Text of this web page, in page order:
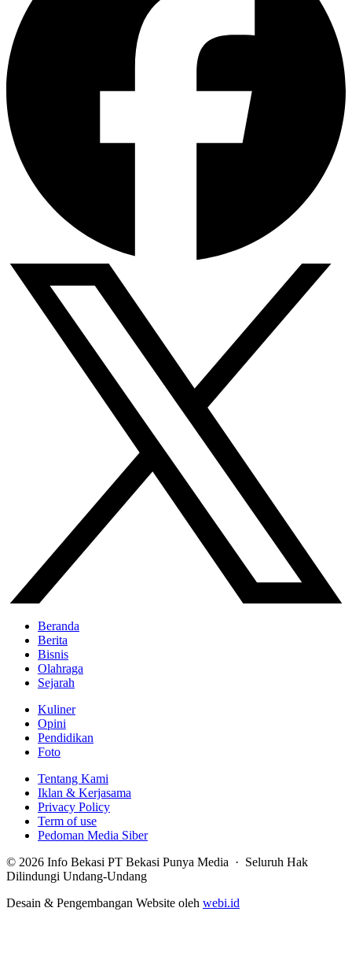
Beranda
Berita
Bisnis
Olahraga
Sejarah
Kuliner
Opini
Pendidikan
Foto
Tentang Kami
Iklan & Kerjasama
Privacy Policy
Term of use
Pedoman Media Siber
© 2026 Info Bekasi PT Bekasi Punya Media · Seluruh Hak
Dilindungi Undang-Undang
Desain & Pengembangan Website oleh webi.id